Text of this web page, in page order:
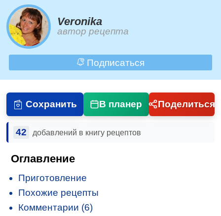
Veronika
автор рецепта
Подписаться
Сохранить В планер Поделиться
42 добавлений в книгу рецептов
Оглавление
Приготовление
Похожие рецепты
Комментарии (6)